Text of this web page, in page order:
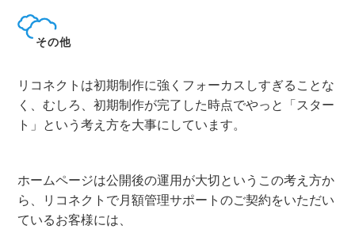
その他
リコネクトは初期制作に強くフォーカスしすぎることな
く、むしろ、初期制作が完了した時点でやっと「スター
ト」という考え方を大事にしています。
ホームページは公開後の運用が大切というこの考え方か
ら、リコネクトで月額管理サポートのご契約をいただい
ているお客様には、